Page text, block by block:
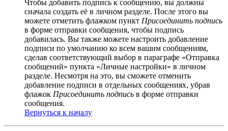
Чтобы добавить подпись к сообщению, вы должны
сначала создать её в личном разделе. После этого вы
можете отметить флажком пункт Присоединить подпись
в форме отправки сообщения, чтобы подпись
добавилась. Вы также можете настроить добавление
подписи по умолчанию ко всем вашим сообщениям,
сделав соответствующий выбор в параграфе «Отправка
сообщений» пункта «Личные настройки» в личном
разделе. Несмотря на это, вы сможете отменить
добавление подписи в отдельных сообщениях, убрав
флажок Присоединить подпись в форме отправки
сообщения.
Вернуться к началу